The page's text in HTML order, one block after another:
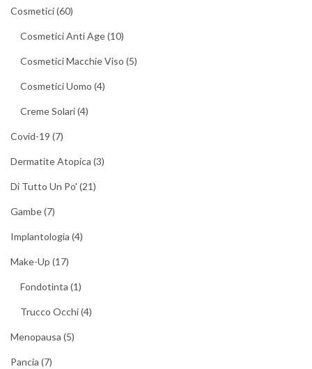
Cosmetici(60)
Cosmetici Anti Age(10)
Cosmetici Macchie Viso (5)
Cosmetici Uomo (4)
Creme Solari(4)
Covid-19 (7)
Dermatite Atopica (3)
Di Tutto Un Po' (21)
Gambe(7)
Implantologia (4)
Make-Up (17)
Fondotinta (1)
Trucco Occhi(4)
Menopausa (5)
Pancia (7)